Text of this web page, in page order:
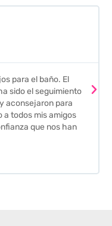
para el baño. El
sido el seguimiento
aconsejaron para
a todos mis amigos
que nos han